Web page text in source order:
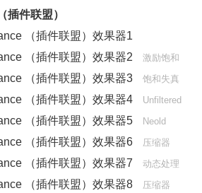
件联盟）
（插件联盟）效果器1
（插件联盟）效果器2
激励饱和
（插件联盟）效果器3 饱和失真
（插件联盟）效果器4
Unfiltered
（插件联盟）效果器5 Neold
（插件联盟）效果器6 压缩器
（插件联盟）效果器7 动态处理
（插件联盟）效果器8 压缩器